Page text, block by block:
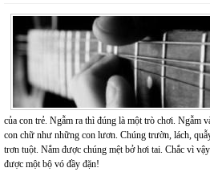
của con trẻ. Ngẫm ra thì đúng là một trò chơi. Ngẫm
con chữ như những con lươn. Chúng trườn, lách,
trơn tuột. Nắm được chúng mệt bở hơi tai. Chắc vì
được một bộ vó đầy đặn!